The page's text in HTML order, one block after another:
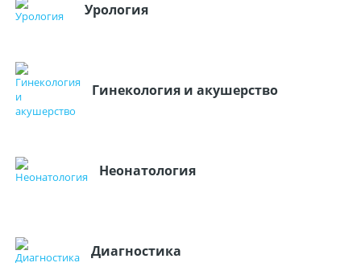
Урология
Гинекология и акушерство
Неонатология
Диагностика